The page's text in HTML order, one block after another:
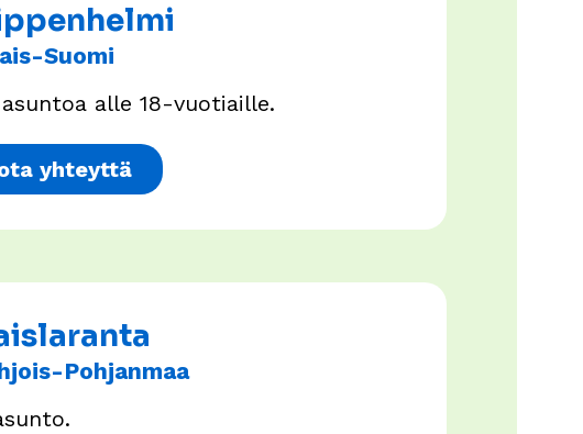
Suomi
alle 18-vuotiaille.
yhteyttä
Pohjanmaa